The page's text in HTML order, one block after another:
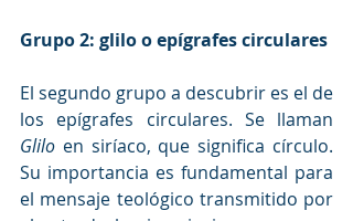
Grupo 2: glilo o epígrafes circulares
El segundo grupo a descubrir es el de
Glilo en siríaco, que significa círculo.
Su importancia es fundamental para
el mensaje teológico transmitido por